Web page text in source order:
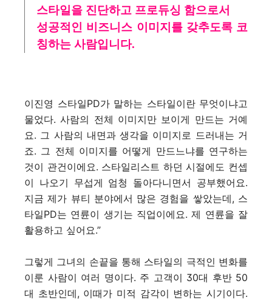
스타일을 진단하고 프로듀싱 함으로서
성공적인 비즈니스 이미지를 갖추도록 코
칭하는 사람입니다.
이진영 스타일PD가 말하는 스타일이란 무엇이냐고
물었다. 사람의 전체 이미지만 보이게 만드는 거예
요. 그 사람의 내면과 생각을 이미지로 드러내는 거
죠. 그 전체 이미지를 어떻게 만드느냐를 연구하는
것이 관건이에요. 스타일리스트 하던 시절에도 컨셉
이 나오기 무섭게 엄청 돌아다니면서 공부했어요.
지금 제가 뷰티 분야에서 많은 경험을 쌓았는데, 스
타일PD는 연륜이 생기는 직업이에요. 제 연륜을 잘
활용하고 싶어요.”
그렇게 그녀의 손끝을 통해 스타일의 극적인 변화를
이룬 사람이 여러 명이다. 주 고객이 30대 후반 50
대 초반인데, 이때가 미적 감각이 변하는 시기이다.